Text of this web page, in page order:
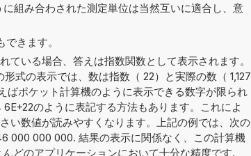
組み合わされた測定単位は当然互いに適合し、意
きます。
ている場合、答えは指数関数として表示されます。
形式の表示では、数は指数（ 22）と実際の数（ 1,127
ポケット計算機のように表示できる数字が限られ
のように表記する方法もあります。これによ
い数値が読みやすくなります。上記の例では、次の
000 000 000. 結果の表示に関係なく、この計算機
どのアプリケーションにおいて十分な精度です.